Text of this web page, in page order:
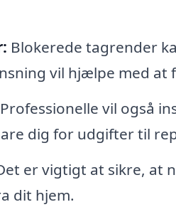
Blokerede tagrender
vil hjælpe med at
Professionelle vil også
dig for udgifter til
er vigtigt at sikre, at
dit hjem.